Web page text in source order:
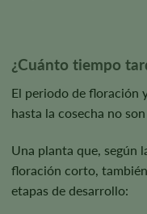
¿Cuánto tiempo
El periodo de floración
hasta la cosecha no
Una planta que, según
floración corto,
etapas de desarrollo: